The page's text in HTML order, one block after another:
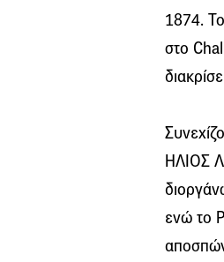
1874.
στο
ΗΛΙΟΣ
ενώ το